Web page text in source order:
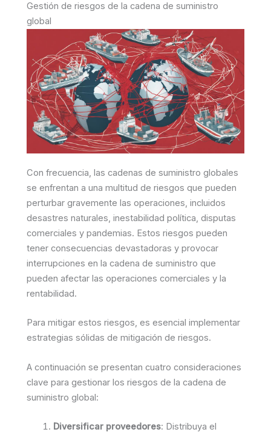
Gestión de riesgos de la cadena de suministro
global
Con frecuencia, las cadenas de suministro globales
se enfrentan a una multitud de riesgos que pueden
perturbar gravemente las operaciones, incluidos
desastres naturales, inestabilidad política, disputas
comerciales y pandemias. Estos riesgos pueden
tener consecuencias devastadoras y provocar
interrupciones en la cadena de suministro que
pueden afectar las operaciones comerciales y la
rentabilidad.
Para mitigar estos riesgos, es esencial implementar
estrategias sólidas de mitigación de riesgos.
A continuación se presentan cuatro consideraciones
clave para gestionar los riesgos de la cadena de
suministro global:
Diversificar proveedores: Distribuya el